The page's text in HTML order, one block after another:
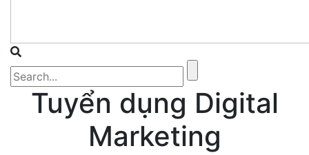
Tuyển dụng Digital
Marketing